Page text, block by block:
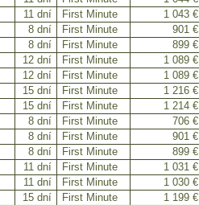
11 dní First Minute 1 043 €
8 dní First Minute 901 €
8 dní First Minute 899 €
12 dní First Minute 1 089 €
12 dní First Minute 1 089 €
15 dní First Minute 1 216 €
15 dní First Minute 1 214 €
8 dní First Minute 706 €
8 dní First Minute 901 €
8 dní First Minute 899 €
11 dní First Minute 1 031 €
11 dní First Minute 1 030 €
15 dní First Minute 1 199 €